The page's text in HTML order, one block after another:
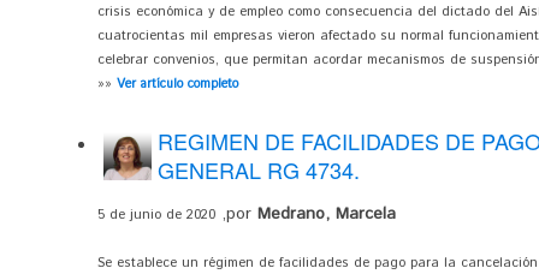
crisis económica y de empleo como consecuencia del dictado del
cuatrocientas mil empresas vieron afectado su normal
celebrar convenios, que permitan acordar mecanismos de
»» Ver artículo completo
REGIMEN DE FACILIDADES DE
GENERAL RG 4734.
5 de junio de 2020 ,por Medrano, Marcela
Se establece un régimen de facilidades de pago para la